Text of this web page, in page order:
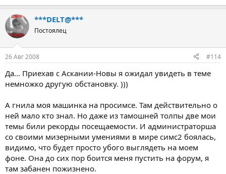
***DELT@***
Постоялец
26 Авг 2008 #114
Да... Приехав с Аскании-Новы я ожидал увидеть в теме
немножко другую обстановку. )))
А гнила моя машинка на просимсе. Там действительно о
ней мало кто знал. Но даже из тамошней толпы две мои
темы били рекорды посещаемости. И администраторша
со своими мизерными умениями в мире симс2 боялась,
видимо, что будет просто убого выглядеть на моем
фоне. Она до сих пор боится меня пустить на форум, я
там забанен пожизнено.